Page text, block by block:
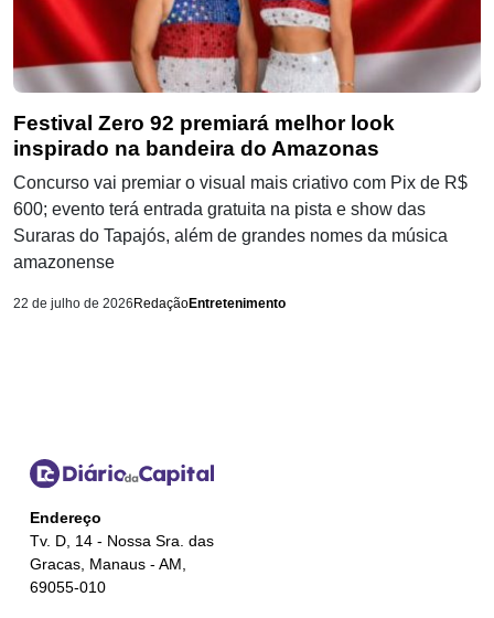
Festival Zero 92 premiará melhor look
inspirado na bandeira do Amazonas
Concurso vai premiar o visual mais criativo com Pix de R$
600; evento terá entrada gratuita na pista e show das
Suraras do Tapajós, além de grandes nomes da música
amazonense
22 de julho de 2026 RedaçãoEntretenimento
Endereço
Tv. D, 14 - Nossa Sra. das
Gracas, Manaus - AM,
69055-010